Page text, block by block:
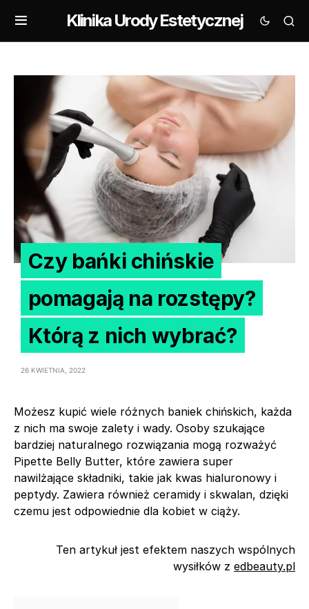
Klinika Urody Estetycznej
Czy bańki chińskie
pomagają na rozstępy?
Którą z nich wybrać?
26 KWIETNIA, 2022
Możesz kupić wiele różnych baniek chińskich, każda
z nich ma swoje zalety i wady. Osoby szukające
bardziej naturalnego rozwiązania mogą rozważyć
Pipette Belly Butter, które zawiera super
nawilżające składniki, takie jak kwas hialuronowy i
peptydy. Zawiera również ceramidy i skwalan, dzięki
czemu jest odpowiednie dla kobiet w ciąży.
Ten artykuł jest efektem naszych wspólnych
wysiłków z edbeauty.pl